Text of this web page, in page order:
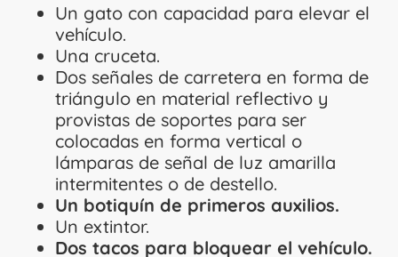
Un gato con capacidad para elevar el
vehículo.
Una cruceta.
Dos señales de carretera en forma de
triángulo en material reflectivo y
provistas de soportes para ser
colocadas en forma vertical o
lámparas de señal de luz amarilla
intermitentes o de destello.
Un botiquín de primeros auxilios.
Un extintor.
Dos tacos para bloquear el vehículo.